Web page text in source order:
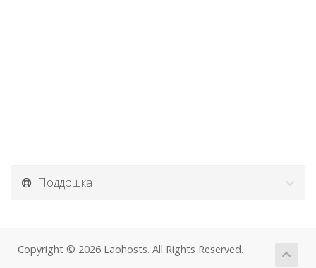
Поддршка
Copyright © 2026 Laohosts. All Rights Reserved.